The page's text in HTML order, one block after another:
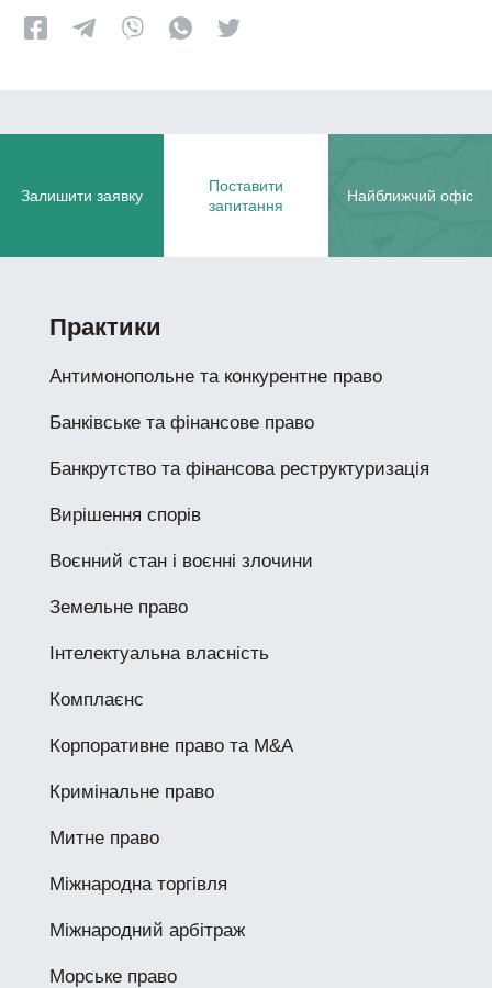
Залишити заявку
Поставити
запитання
Найближчий офіс
Практики
Антимонопольне та конкурентне право
Банківське та фінансове право
Банкрутство та фінансова реструктуризація
Вирішення спорів
Воєнний стан і воєнні злочини
Земельне право
Інтелектуальна власність
Комплаєнс
Корпоративне право та M&A
Кримінальне право
Митне право
Міжнародна торгівля
Міжнародний арбітраж
Морське право